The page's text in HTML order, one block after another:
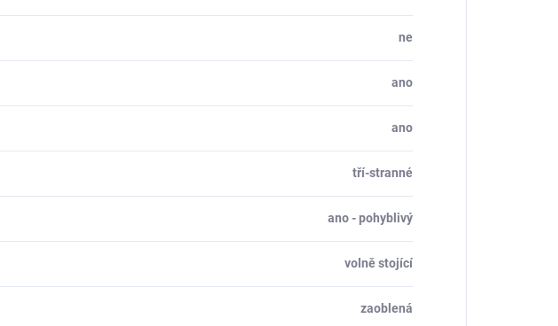
ne
ano
ano
tří-stranné
ano - pohyblivý
volně stojící
zaoblená